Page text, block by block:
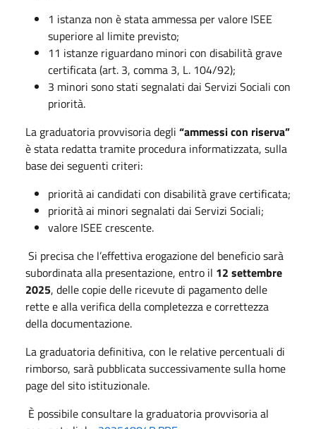
1 istanza non è stata ammessa per valore ISEE
superiore al limite previsto;
11 istanze riguardano minori con disabilità grave
certificata (art. 3, comma 3, L. 104/92);
3 minori sono stati segnalati dai Servizi Sociali con
priorità.
La graduatoria provvisoria degli “ammessi con riserva”
è stata redatta tramite procedura informatizzata, sulla
base dei seguenti criteri:
priorità ai candidati con disabilità grave certificata;
priorità ai minori segnalati dai Servizi Sociali;
valore ISEE crescente.
Si precisa che l’effettiva erogazione del beneficio sarà
subordinata alla presentazione, entro il 12 settembre
2025, delle copie delle ricevute di pagamento delle
rette e alla verifica della completezza e correttezza
della documentazione.
La graduatoria definitiva, con le relative percentuali di
rimborso, sarà pubblicata successivamente sulla home
page del sito istituzionale.
È possibile consultare la graduatoria provvisoria al